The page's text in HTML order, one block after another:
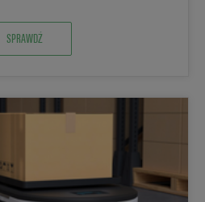
SPRAWDŹ